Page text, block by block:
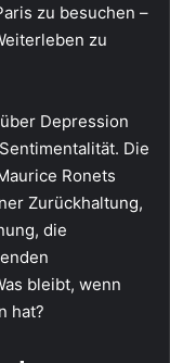
zu besuchen –
zu
Depression
Die
Ronets
Zurückhaltung,
die
bleibt, wenn
hat?